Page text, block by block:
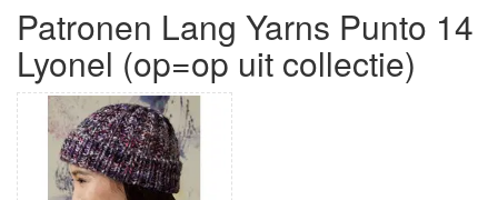
Patronen Lang Yarns Punto 14
Lyonel (op=op uit collectie)